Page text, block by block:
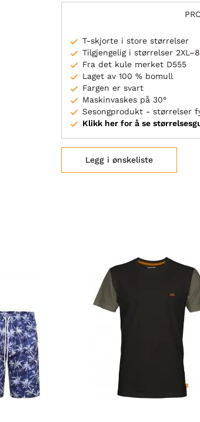
T-skjorte i store størrelser
Tilgjengelig i størrelser
Fra det kule merket D555
Laget av 100 % bomull
Fargen er svart
Maskinvaskes på 30°
Sesongprodukt - størrelser
Klikk her for å se
Legg i ønskeliste